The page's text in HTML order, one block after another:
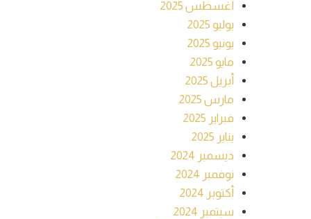
أغسطس 2025
يوليو 2025
يونيو 2025
مايو 2025
أبريل 2025
مارس 2025
فبراير 2025
يناير 2025
ديسمبر 2024
نوفمبر 2024
أكتوبر 2024
سبتمبر 2024